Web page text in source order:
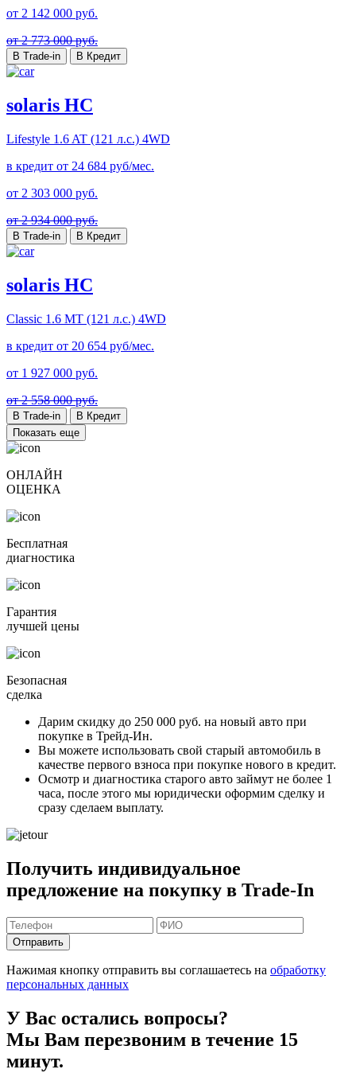
от 2 142 000 руб.
от 2 773 000 руб.
В Trade-in В Кредит
solaris HC
Lifestyle 1.6 AT (121 л.с.) 4WD
в кредит от 24 684 руб/мес.
от 2 303 000 руб.
от 2 934 000 руб.
В Trade-in В Кредит
solaris HC
Classic 1.6 MT (121 л.с.) 4WD
в кредит от 20 654 руб/мес.
от 1 927 000 руб.
от 2 558 000 руб.
В Trade-in
В Кредит
Показать еще
ОНЛАЙН
ОЦЕНКА
Бесплатная
диагностика
Гарантия
лучшей цены
Безопасная
сделка
Дарим скидку до 250 000 руб. на новый авто при
покупке в Трейд-Ин.
Вы можете использовать свой старый автомобиль в
качестве первого взноса при покупке нового в кредит.
Осмотр и диагностика старого авто займут не более 1
часа, после этого мы юридически оформим сделку и
сразу сделаем выплату.
Получить индивидуальное
предложение на покупку в Trade-In
Отправить
Нажимая кнопку отправить вы соглашаетесь на обработку
персональных данных
У Вас остались вопросы?
Мы Вам перезвоним в течение 15
минут.